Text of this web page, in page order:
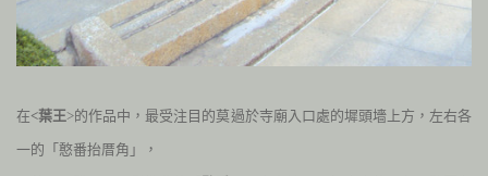
在<葉王>的作品中，最受注目的莫過於寺廟入口處的墀頭墻上方， 左右各
一的「憨番抬厝角」，